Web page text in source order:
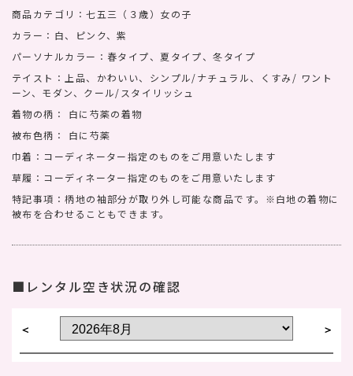
商品カテゴリ：七五三（３歳）女の子
カラー：白、ピンク、紫
パーソナルカラー：春タイプ、夏タイプ、冬タイプ
テイスト：上品、かわいい、シンプル/ナチュラル、くすみ/ ワント
ーン、モダン、クール/スタイリッシュ
着物の柄： 白に芍薬の着物
被布色柄： 白に芍薬
巾着：コーディネーター指定のものをご用意いたします
草履：コーディネーター指定のものをご用意いたします
特記事項：柄地の袖部分が取り外し可能な商品です。※白地の着物に
被布を合わせることもできます。
■レンタル空き状況の確認
＜ ＞